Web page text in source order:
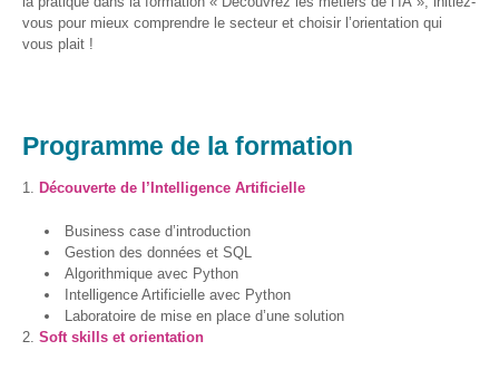
vous pour mieux comprendre le secteur et choisir l’orientation qui
vous plait !
Programme de la formation
Découverte de l’Intelligence Artificielle
Business case d’introduction
Gestion des données et SQL
Algorithmique avec Python
Intelligence Artificielle avec Python
Laboratoire de mise en place d’une solution
Soft skills et orientation
Genre-
et-TIC
Box
outils
Box
Numérique
pour
l’Alpha